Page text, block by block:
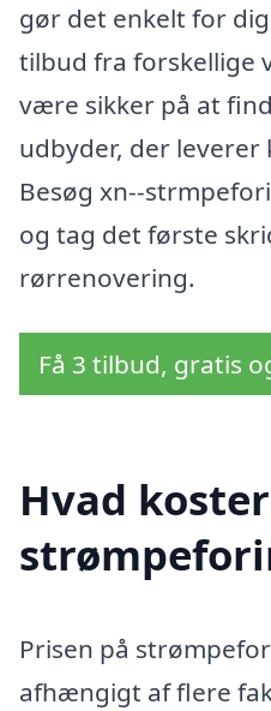
gør det enkelt for
tilbud fra forskellige
være sikker på at
udbyder, der leverer
Besøg xn--
og tag det første
rørrenovering.
Få 3 tilbud, gratis
Hvad koster
Prisen på
afhængigt af flere